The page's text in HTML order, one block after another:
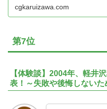
cgkaruizawa.com
第7位
【体験談】2004年、軽井
表！～失敗や後悔しない